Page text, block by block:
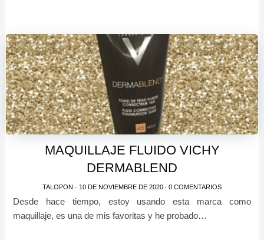
MAQUILLAJE FLUIDO VICHY
DERMABLEND
TALOPON · 10 DE NOVIEMBRE DE 2020 · 0 COMENTARIOS
Desde hace tiempo, estoy usando esta marca como
maquillaje, es una de mis favoritas y he probado…